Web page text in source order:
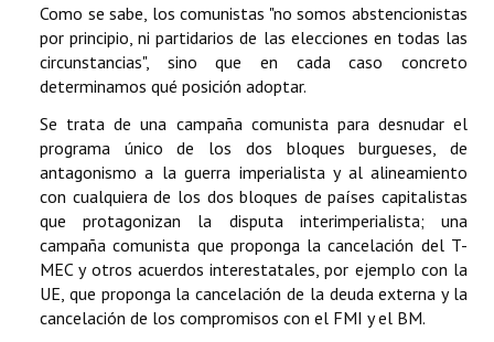
Como se sabe, los comunistas "no somos abstencionistas
por principio, ni partidarios de las elecciones en todas las
circunstancias", sino que en cada caso concreto
determinamos qué posición adoptar.
Se trata de una campaña comunista para desnudar el
programa único de los dos bloques burgueses, de
antagonismo a la guerra imperialista y al alineamiento
con cualquiera de los dos bloques de países capitalistas
que protagonizan la disputa interimperialista; una
campaña comunista que proponga la cancelación del T-
MEC y otros acuerdos interestatales, por ejemplo con la
UE, que proponga la cancelación de la deuda externa y la
cancelación de los compromisos con el FMI y el BM.